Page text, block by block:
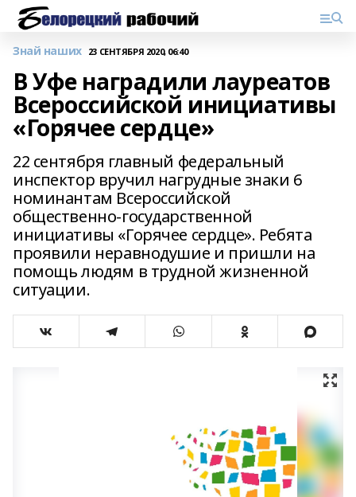
Знай наших 23 СЕНТЯБРЯ 2020, 06:40
В Уфе наградили лауреатов
Всероссийской инициативы
«Горячее сердце»
22 сентября главный федеральный
инспектор вручил нагрудные знаки 6
номинантам Всероссийской
общественно-государственной
инициативы «Горячее сердце». Ребята
проявили неравнодушие и пришли на
помощь людям в трудной жизненной
ситуации.